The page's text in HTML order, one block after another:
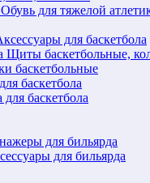
Обувь для тяжелой
для баскетбола
Щиты баскетбольные,
баскетбольные
баскетбола
баскетбола
для бильярда
для бильярда